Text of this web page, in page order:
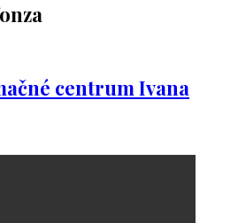
centrum Ivana